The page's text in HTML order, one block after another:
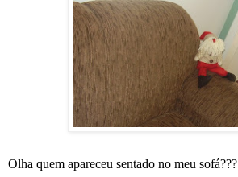
Olha quem apareceu sentado no meu sofá???